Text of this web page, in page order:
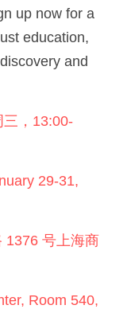
up now for a
education,
and
三，13:00-
29-31,
1376 号上海商
Room 540,